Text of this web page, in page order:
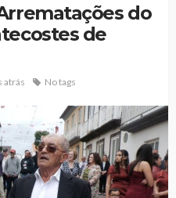
do
de
atrás No tags